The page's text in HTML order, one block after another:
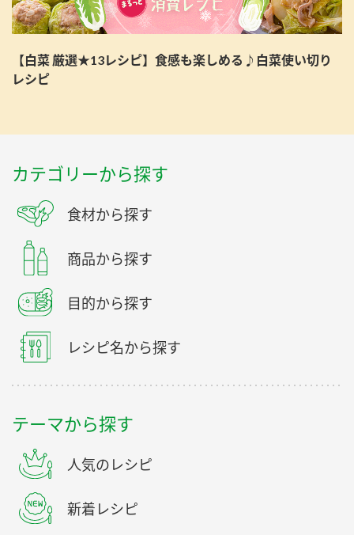
【白菜 厳選★13レシピ】食感も楽しめる♪白菜使い切り
レシピ
カテゴリーから探す
食材から探す
商品から探す
目的から探す
レシピ名から探す
テーマから探す
人気のレシピ
新着レシピ